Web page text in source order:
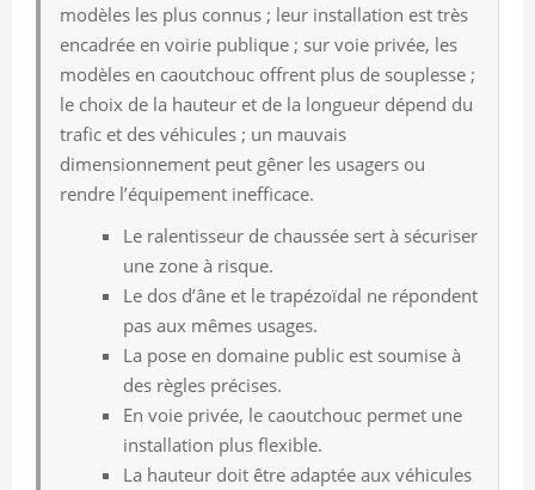
modèles les plus connus ; leur installation est très
encadrée en voirie publique ; sur voie privée, les
modèles en caoutchouc offrent plus de souplesse ;
le choix de la hauteur et de la longueur dépend du
trafic et des véhicules ; un mauvais
dimensionnement peut gêner les usagers ou
rendre l’équipement inefficace.
Le ralentisseur de chaussée sert à sécuriser
une zone à risque.
Le dos d’âne et le trapézoïdal ne répondent
pas aux mêmes usages.
La pose en domaine public est soumise à
des règles précises.
En voie privée, le caoutchouc permet une
installation plus flexible.
La hauteur doit être adaptée aux véhicules